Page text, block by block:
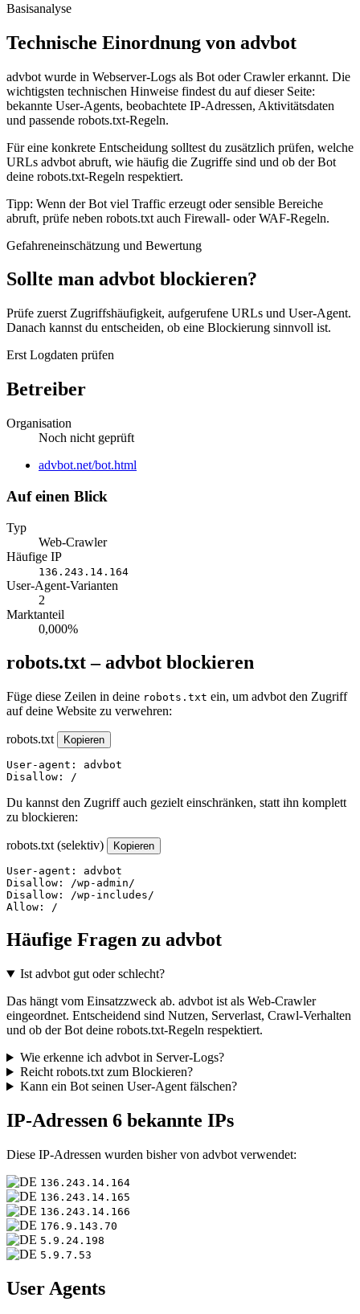
Basisanalyse
Technische Einordnung von advbot
advbot wurde in Webserver-Logs als Bot oder Crawler erkannt. Die
wichtigsten technischen Hinweise findest du auf dieser Seite:
bekannte User-Agents, beobachtete IP-Adressen, Aktivitätsdaten
und passende robots.txt-Regeln.
Für eine konkrete Entscheidung solltest du zusätzlich prüfen, welche
URLs advbot abruft, wie häufig die Zugriffe sind und ob der Bot
deine robots.txt-Regeln respektiert.
Tipp: Wenn der Bot viel Traffic erzeugt oder sensible Bereiche
abruft, prüfe neben robots.txt auch Firewall- oder WAF-Regeln.
Gefahreneinschätzung und Bewertung
Sollte man advbot blockieren?
Prüfe zuerst Zugriffshäufigkeit, aufgerufene URLs und User-Agent.
Danach kannst du entscheiden, ob eine Blockierung sinnvoll ist.
Erst Logdaten prüfen
Betreiber
Organisation
Noch nicht geprüft
Website
advbot.net/bot.html
Auf einen Blick
Typ
Web-Crawler
Häufige IP
136.243.14.164
User-Agent-Varianten
2
Marktanteil
0,000%
robots.txt – advbot blockieren
Füge diese Zeilen in deine robots.txt ein, um advbot den Zugriff
auf deine Website zu verwehren:
robots.txt Kopieren
User-agent: advbot
Disallow: /
Du kannst den Zugriff auch gezielt einschränken, statt ihn komplett
zu blockieren:
robots.txt (selektiv) Kopieren
User-agent: advbot
Disallow: /wp-admin/
Disallow: /wp-includes/
Allow: /
Häufige Fragen zu advbot
Ist advbot gut oder schlecht?
Das hängt vom Einsatzzweck ab. advbot ist als Web-Crawler
eingeordnet. Entscheidend sind Nutzen, Serverlast, Crawl-Verhalten
und ob der Bot deine robots.txt-Regeln respektiert.
Wie erkenne ich advbot in Server-Logs?
Reicht robots.txt zum Blockieren?
Kann ein Bot seinen User-Agent fälschen?
IP-Adressen 6 bekannte IPs
Diese IP-Adressen wurden bisher von advbot verwendet:
136.243.14.164
136.243.14.165
136.243.14.166
176.9.143.70
5.9.24.198
5.9.7.53
User Agents